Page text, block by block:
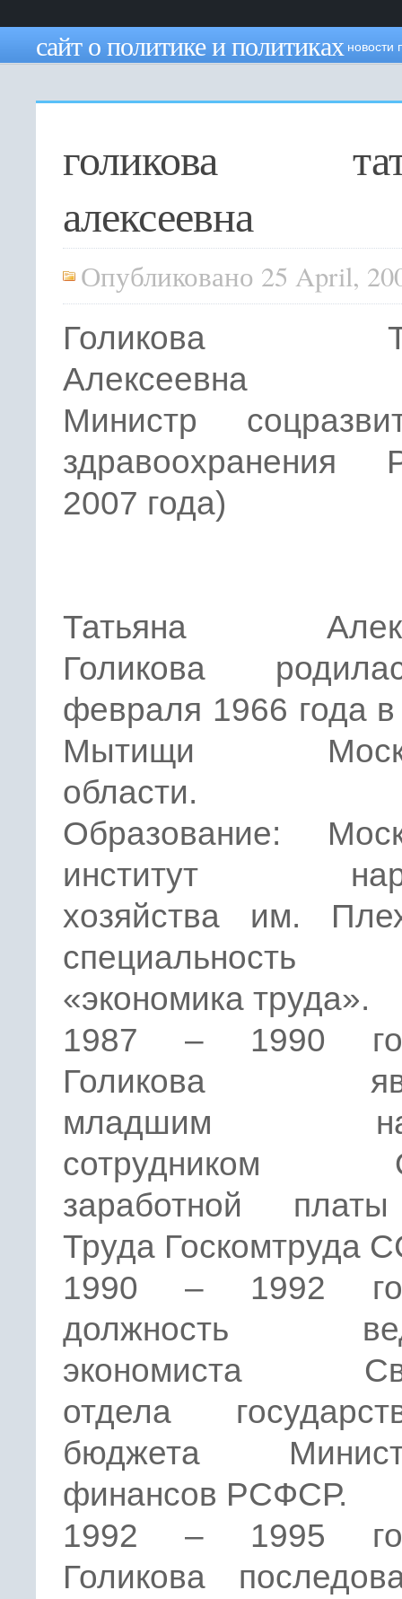
сайт о политике и политиках новости
голикова
алексеевна
Опубликовано 25 April,
Голикова
Алексеевна
Министр
2007 года)
Татьяна
Голикова
февраля 1966 года в
Мытищи
области.
Образование:
институт
хозяйства им.
«экономика труда».
1987 – 1990
Голикова
младшим
сотрудником
заработной
Труда Госкомтруда
1990 – 1992
должность
экономиста
отдела
бюджета
финансов РСФСР.
1992 – 1995
Голикова